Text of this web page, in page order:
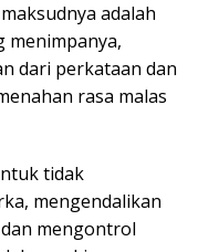
adalah
menimpanya,
dari perkataan dan
rasa malas
tidak
mengendalikan
mengontrol